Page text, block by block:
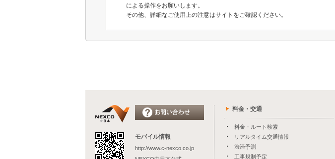
による操作をお願いします。
その他、詳細なご使用上の注意はサイトをご確認ください。
モバイル情報
http://www.c-nexco.co.jp
料金・交通
料金・ルート検索
リアルタイム交通情報
渋滞予測
工事規制予定